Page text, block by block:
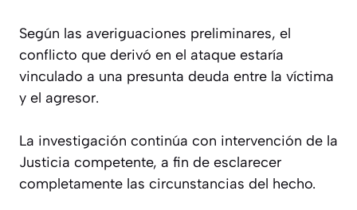
Según las averiguaciones preliminares, el
conflicto que derivó en el ataque estaría
vinculado a una presunta deuda entre la víctima
y el agresor.
La investigación continúa con intervención de la
Justicia competente, a fin de esclarecer
completamente las circunstancias del hecho.